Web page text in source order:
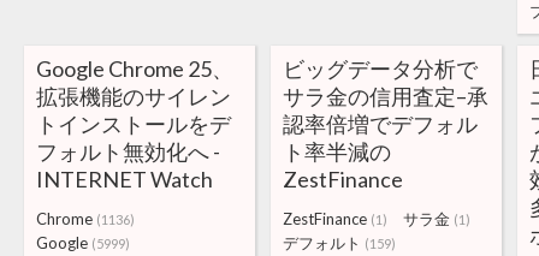
Google Chrome 25、
拡張機能のサイレン
トインストールをデ
フォルト無効化へ -
INTERNET Watch
Chrome (1136)
Google (5999)
ビッグデータ分析で
サラ金の信用査定–承
認率倍増でデフォル
ト率半減の
ZestFinance
ZestFinance (1) サラ金 (1)
デフォルト (159)